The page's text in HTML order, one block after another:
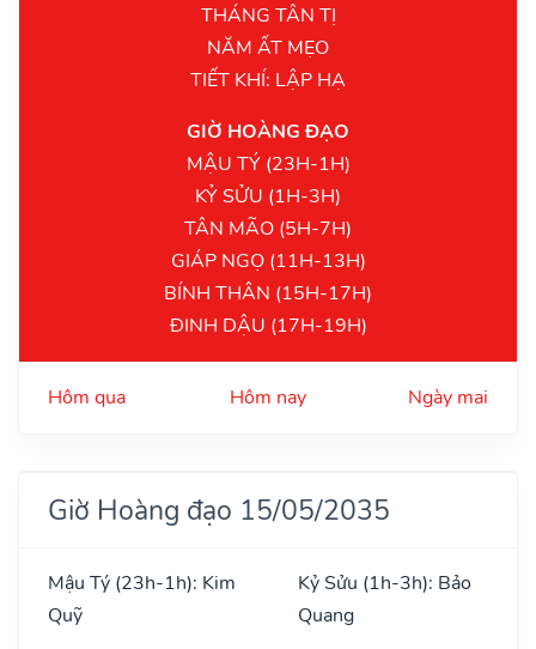
THÁNG TÂN TỊ
NĂM ẤT MẸO
TIẾT KHÍ: LẬP HẠ
GIỜ HOÀNG ĐẠO
MẬU TÝ (23H-1H)
KỶ SỬU (1H-3H)
TÂN MÃO (5H-7H)
GIÁP NGỌ (11H-13H)
BÍNH THÂN (15H-17H)
ĐINH DẬU (17H-19H)
Hôm qua Hôm nay Ngày mai
Giờ Hoàng đạo 15/05/2035
Mậu Tý (23h-1h): Kim
Quỹ
Kỷ Sửu (1h-3h): Bảo
Quang